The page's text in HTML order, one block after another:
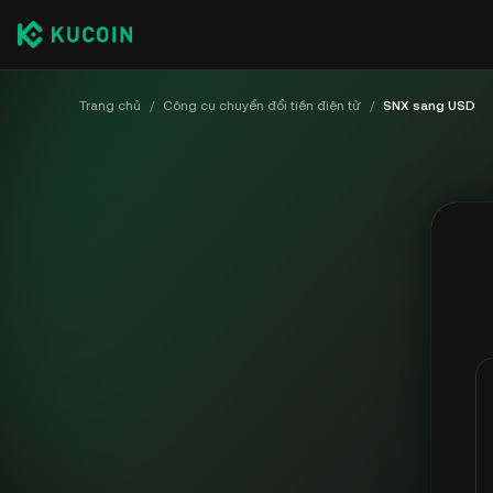
Trang chủ / Công cụ chuyển đổi tiền điện tử / SNX sang USD